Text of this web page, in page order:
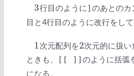
3
3行目のように] のあとのカ
目と4行目のように改行をし
1
1次元配列を2
2次元的に扱
ときも、
[[ ]] のように括弧
になる。